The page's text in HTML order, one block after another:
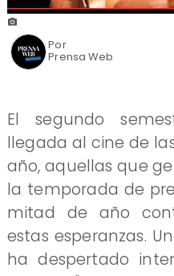
Prensa Web
Por
El segundo
llegada al cine de
año, aquellas que
la temporada de
mitad de año
estas esperanzas.
ha despertado